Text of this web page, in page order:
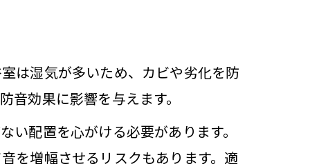
は湿気が多いため、カビや劣化を防
効果に影響を与えます。
配置を心がける必要があります。
を増幅させるリスクもあります。適